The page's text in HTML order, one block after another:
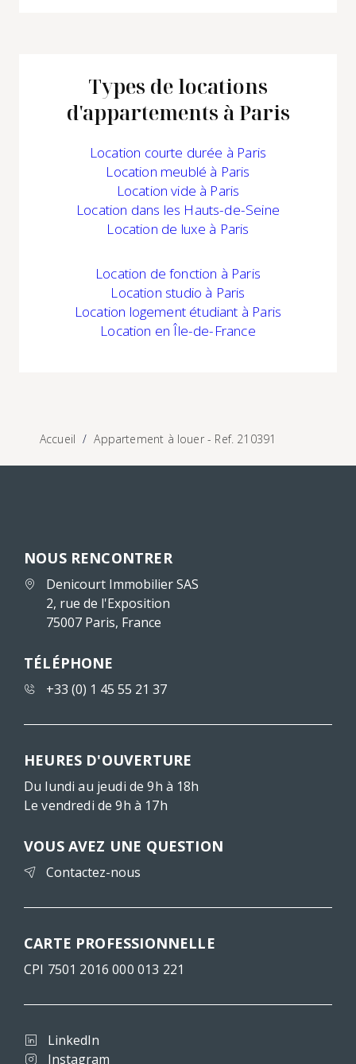
Types de locations
d'appartements à Paris
Location courte durée à Paris
Location meublé à Paris
Locationvide à Paris
Location dans les Hauts-de-Seine
Location de luxe à Paris
Location de fonction à Paris
Location studio à Paris
Location logement étudiant à Paris
Location en Île-de-France
Accueil Appartement à louer - Ref. 210391
NOUS RENCONTRER
Denicourt Immobilier SAS
2, rue de l'Exposition
75007 Paris, France
TÉLÉPHONE
+33 (0) 1 45 55 21 37
HEURES D'OUVERTURE
Du lundi au jeudi de 9h à 18h
Le vendredi de 9h à 17h
VOUS AVEZ UNE QUESTION
Contactez-nous
CARTE PROFESSIONNELLE
CPI 7501 2016 000 013 221
LinkedIn
Instagram